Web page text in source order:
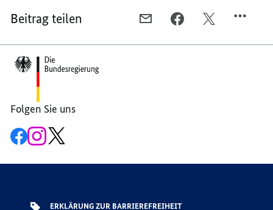
Beitrag teilen
MAIL
TEILEN, TEILEN,
Footer-
Bereich
Folgen Sie uns
Zur
Facebook-
der
Zum
Instagram-
der
der
ERKLÄRUNG ZUR BARRIEREFREIHEIT